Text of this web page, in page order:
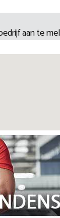
aan te